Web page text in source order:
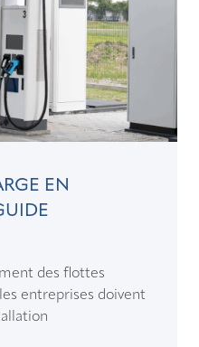
EN
des flottes
entreprises doivent